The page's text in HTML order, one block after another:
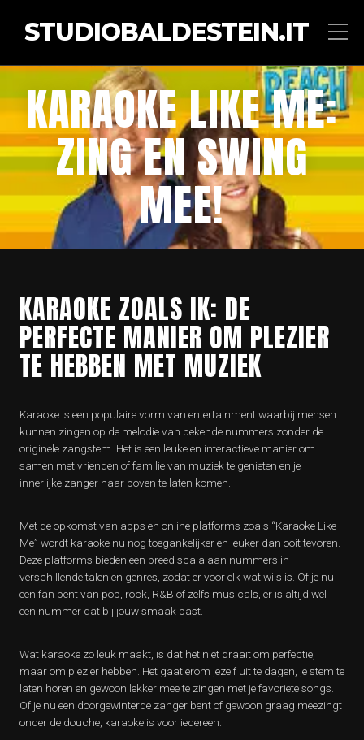
STUDIOBALDESTEIN.IT
KARAOKE LIKE ME:
ZING EN SWING
MEE!
KARAOKE ZOALS IK: DE
PERFECTE MANIER OM PLEZIER
TE HEBBEN MET MUZIEK
Karaoke is een populaire vorm van entertainment waarbij mensen
kunnen zingen op de melodie van bekende nummers zonder de
originele zangstem. Het is een leuke en interactieve manier om
samen met vrienden of familie van muziek te genieten en je
innerlijke zanger naar boven te laten komen.
Met de opkomst van apps en online platforms zoals “Karaoke Like
Me” wordt karaoke nu nog toegankelijker en leuker dan ooit tevoren.
Deze platforms bieden een breed scala aan nummers in
verschillende talen en genres, zodat er voor elk wat wils is. Of je nu
een fan bent van pop, rock, R&B of zelfs musicals, er is altijd wel
een nummer dat bij jouw smaak past.
Wat karaoke zo leuk maakt, is dat het niet draait om perfectie,
maar om plezier hebben. Het gaat erom jezelf uit te dagen, je stem te
laten horen en gewoon lekker mee te zingen met je favoriete songs.
Of je nu een doorgewinterde zanger bent of gewoon graag meezingt
onder de douche, karaoke is voor iedereen.